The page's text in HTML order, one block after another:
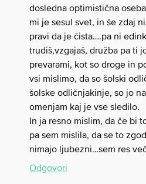
dosledna optimistična
mi je sesul svet, in še zdaj
pravi da je čista….pa ni
trudiš,vzgajaš, družba pa ti
prevarami, kot so droge in
vsi mislimo, da so šolski
šolske odličnjakinje, so jo
omenjam kaj je vse sledilo.
In ja resno mislim, da če bi
pa sem mislila, da se to
nimajo ljubezni…sem res
Odgovori